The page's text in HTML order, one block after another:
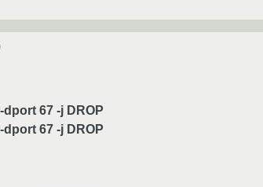
67 -j DROP
67 -j DROP